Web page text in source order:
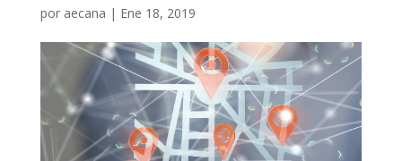
por aecana | Ene 18, 2019